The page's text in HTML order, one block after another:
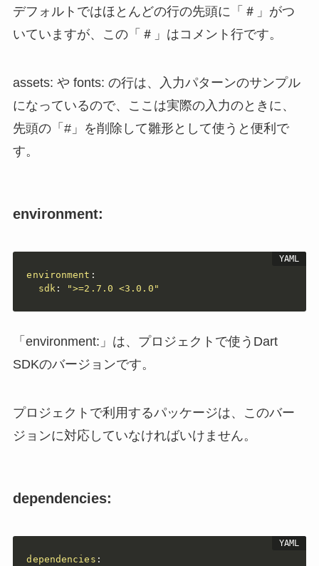
デフォルトではほとんどの行の先頭に「＃」がつ
いていますが、この「＃」はコメント行です。
assets: や fonts: の行は、入力パターンのサンプル
になっているので、ここは実際の入力のときに、
先頭の「#」を削除して雛形として使うと便利で
す。
environment:
environment :
sdk: ">=2.7.0 <3.0.0"
「environment:」は、プロジェクトで使うDart
SDKのバージョンです。
プロジェクトで利用するパッケージは、このバー
ジョンに対応していなければいけません。
dependencies:
dependencies :